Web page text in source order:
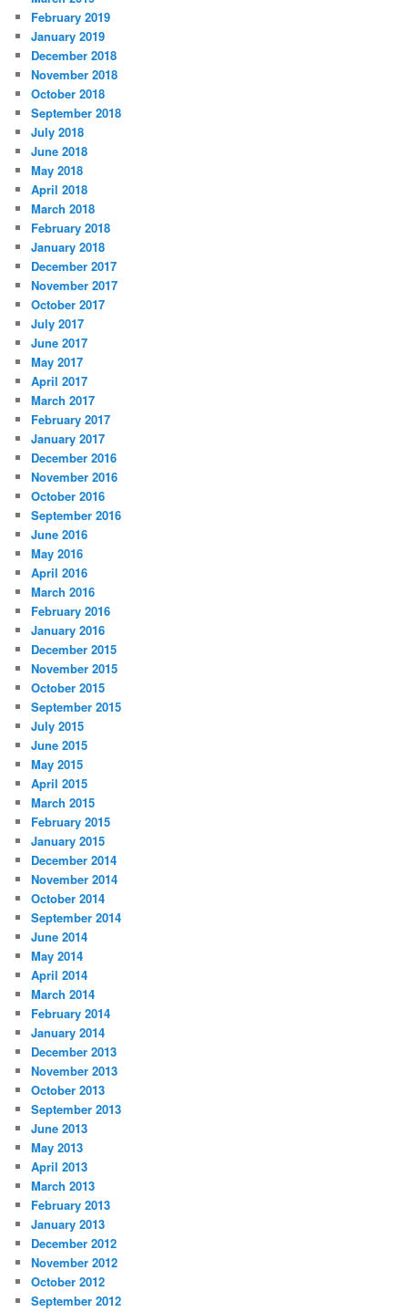
February 2019
January 2019
December 2018
November 2018
October 2018
September 2018
July 2018
June 2018
May 2018
April 2018
March 2018
February 2018
January 2018
December 2017
November 2017
October 2017
July 2017
June 2017
May 2017
April 2017
March 2017
February 2017
January 2017
December 2016
November 2016
October 2016
September 2016
June 2016
May 2016
April 2016
March 2016
February 2016
January 2016
December 2015
November 2015
October 2015
September 2015
July 2015
June 2015
May 2015
April 2015
March 2015
February 2015
January 2015
December 2014
November 2014
October 2014
September 2014
June 2014
May 2014
April 2014
March 2014
February 2014
January 2014
December 2013
November 2013
October 2013
September 2013
June 2013
May 2013
April 2013
March 2013
February 2013
January 2013
December 2012
November 2012
October 2012
September 2012